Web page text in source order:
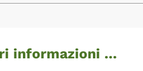
informazioni ...